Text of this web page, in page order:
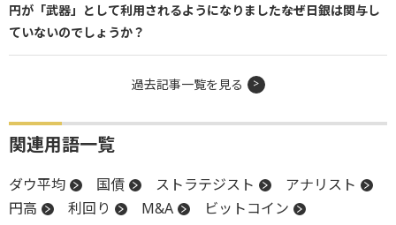
円が「武器」として利用されるようになりました――なぜ日銀は関与し
ていないのでしょうか？
過去記事一覧を見る
関連用語一覧
ダウ平均 国債 ストラテジスト
アナリスト
円高
利回り M&A ビットコイン